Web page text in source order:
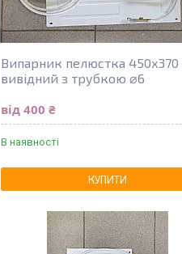
Випарник пелюстка 450х370
вивідний з трубкою ⌀6
від 400 ₴
В наявності
КУПИТИ